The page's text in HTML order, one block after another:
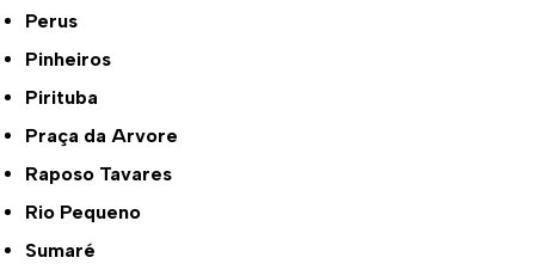
Perus
Pinheiros
Pirituba
Praça da Arvore
Raposo Tavares
Rio Pequeno
Sumaré